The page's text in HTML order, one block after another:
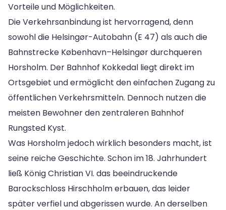
Vorteile und Möglichkeiten.
Die Verkehrsanbindung ist hervorragend, denn
sowohl die Helsingør-Autobahn (E 47) als auch die
Bahnstrecke København–Helsingør durchqueren
Horsholm. Der Bahnhof Kokkedal liegt direkt im
Ortsgebiet und ermöglicht den einfachen Zugang zu
öffentlichen Verkehrsmitteln. Dennoch nutzen die
meisten Bewohner den zentraleren Bahnhof
Rungsted Kyst.
Was Horsholm jedoch wirklich besonders macht, ist
seine reiche Geschichte. Schon im 18. Jahrhundert
ließ König Christian VI. das beeindruckende
Barockschloss Hirschholm erbauen, das leider
später verfiel und abgerissen wurde. An derselben